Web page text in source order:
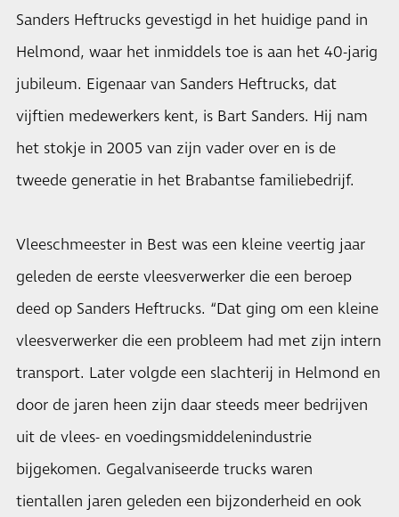
Sanders Heftrucks gevestigd in het huidige pand in
Helmond, waar het inmiddels toe is aan het 40-jarig
jubileum. Eigenaar van Sanders Heftrucks, dat
vijftien medewerkers kent, is Bart Sanders. Hij nam
het stokje in 2005 van zijn vader over en is de
tweede generatie in het Brabantse familiebedrijf.
Vleeschmeester in Best was een kleine veertig jaar
geleden de eerste vleesverwerker die een beroep
deed op Sanders Heftrucks. “Dat ging om een kleine
vleesverwerker die een probleem had met zijn intern
transport. Later volgde een slachterij in Helmond en
door de jaren heen zijn daar steeds meer bedrijven
uit de vlees- en voedingsmiddelenindustrie
bijgekomen. Gegalvaniseerde trucks waren
tientallen jaren geleden een bijzonderheid en ook